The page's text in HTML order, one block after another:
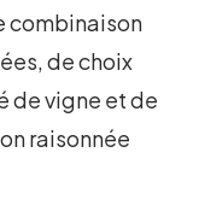
combinaison
de choix
de vigne et de
raisonnée